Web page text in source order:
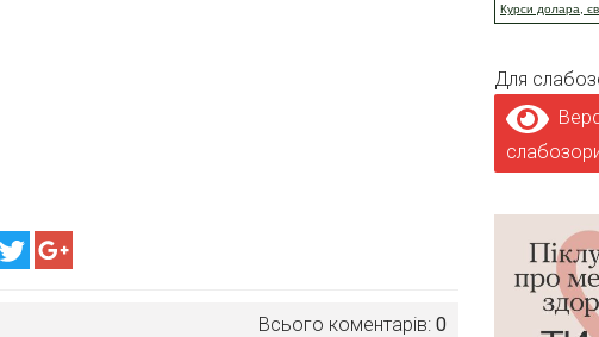
Всього коментарів: 0
Курси долара,
Для